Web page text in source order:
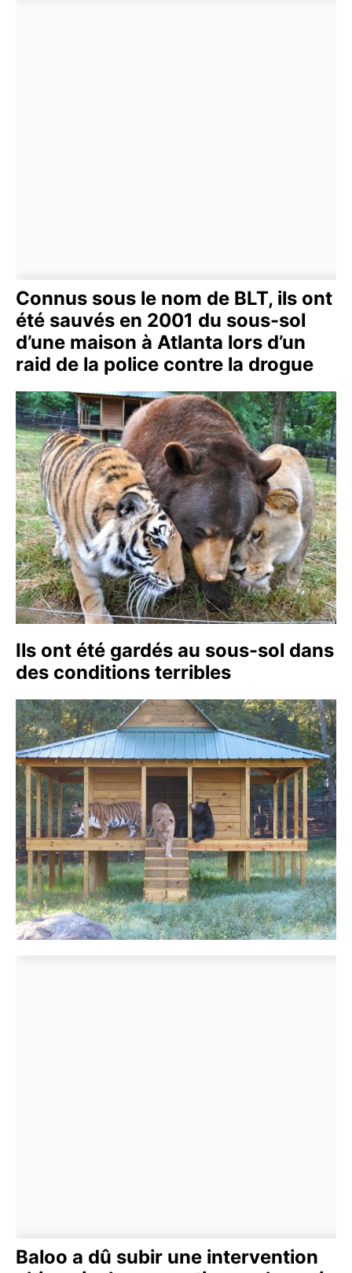
Connus sous le nom de BLT, ils ont
été sauvés en 2001 du sous-sol
d’une maison à Atlanta lors d’un
raid de la police contre la drogue
Ils ont été gardés au sous-sol dans
des conditions terribles
Baloo a dû subir une intervention